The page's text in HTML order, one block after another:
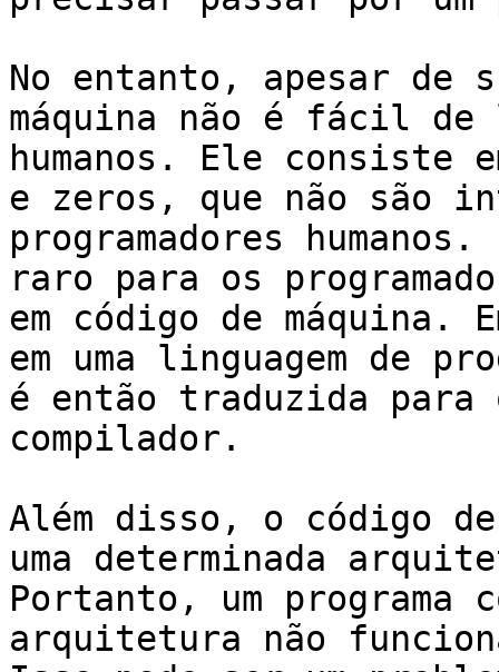
No entanto, apesar de
máquina não é fácil
humanos. Ele consiste
e zeros, que não são
programadores
raro para os
em código de máquina.
em uma linguagem de
é então traduzida para
compilador.
Além disso, o código
uma determinada
Portanto, um programa
arquitetura não